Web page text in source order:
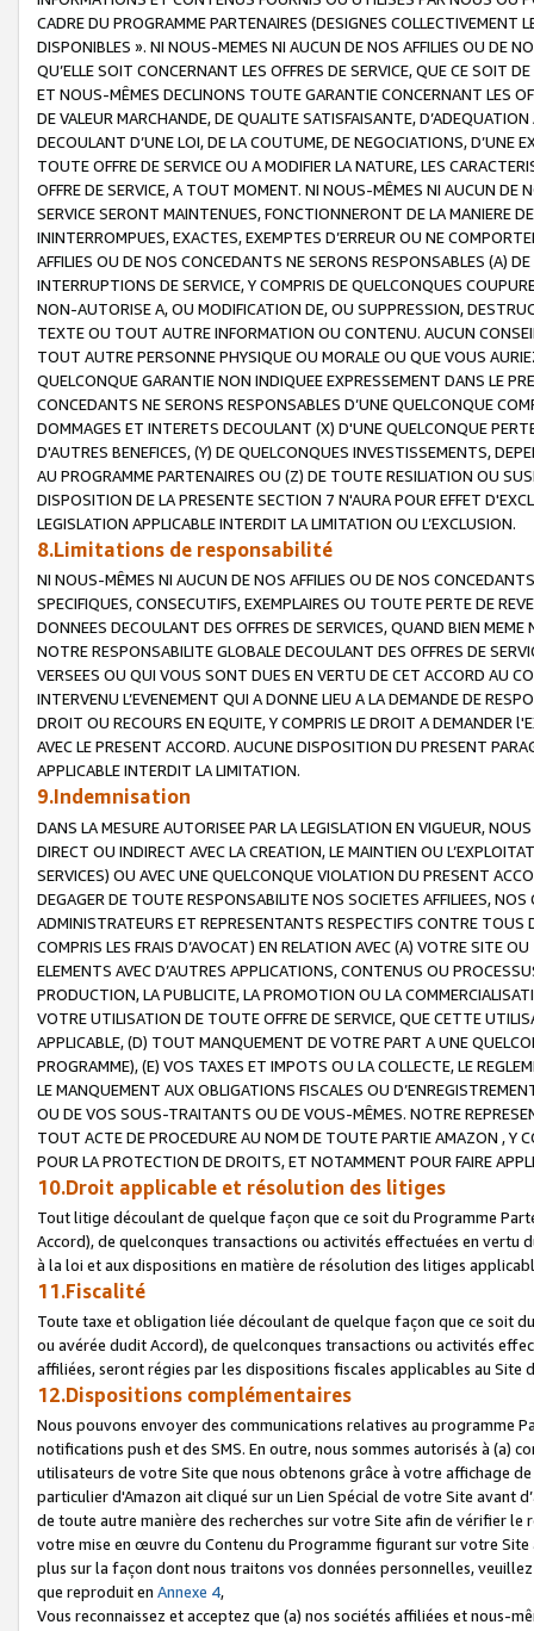
CADRE DU PROGRAMME PARTENAIRES (DESIGNES COLLECTIVEMENT
DISPONIBLES ». NI NOUS-MEMES NI AUCUN DE NOS AFFILIES OU DE
QU’ELLE SOIT CONCERNANT LES OFFRES DE SERVICE, QUE CE SOIT
ET NOUS-MÊMES DECLINONS TOUTE GARANTIE CONCERNANT LES
DE VALEUR MARCHANDE, DE QUALITE SATISFAISANTE,
DECOULANT D’UNE LOI, DE LA COUTUME, DE NEGOCIATIONS, D’UNE
TOUTE OFFRE DE SERVICE OU A MODIFIER LA NATURE, LES
OFFRE DE SERVICE, A TOUT MOMENT. NI NOUS-MÊMES NI AUCUN DE
SERVICE SERONT MAINTENUES, FONCTIONNERONT DE LA MANIERE
ININTERROMPUES, EXACTES, EXEMPTES D’ERREUR OU NE
AFFILIES OU DE NOS CONCEDANTS NE SERONS RESPONSABLES (A)
INTERRUPTIONS DE SERVICE, Y COMPRIS DE QUELCONQUES
NON-AUTORISE A, OU MODIFICATION DE, OU SUPPRESSION,
TEXTE OU TOUT AUTRE INFORMATION OU CONTENU. AUCUN
TOUT AUTRE PERSONNE PHYSIQUE OU MORALE OU QUE VOUS
QUELCONQUE GARANTIE NON INDIQUEE EXPRESSEMENT DANS LE
CONCEDANTS NE SERONS RESPONSABLES D’UNE QUELCONQUE
DOMMAGES ET INTERETS DECOULANT (X) D'UNE QUELCONQUE
D'AUTRES BENEFICES, (Y) DE QUELCONQUES INVESTISSEMENTS,
AU PROGRAMME PARTENAIRES OU (Z) DE TOUTE RESILIATION OU
DISPOSITION DE LA PRESENTE SECTION 7 N'AURA POUR EFFET
LEGISLATION APPLICABLE INTERDIT LA LIMITATION OU L’EXCLUSION.
8.Limitations de responsabilité
NI NOUS-MÊMES NI AUCUN DE NOS AFFILIES OU DE NOS
SPECIFIQUES, CONSECUTIFS, EXEMPLAIRES OU TOUTE PERTE DE
DONNEES DECOULANT DES OFFRES DE SERVICES, QUAND BIEN
NOTRE RESPONSABILITE GLOBALE DECOULANT DES OFFRES DE
VERSEES OU QUI VOUS SONT DUES EN VERTU DE CET ACCORD AU
INTERVENU L’EVENEMENT QUI A DONNE LIEU A LA DEMANDE DE
DROIT OU RECOURS EN EQUITE, Y COMPRIS LE DROIT A DEMANDER
AVEC LE PRESENT ACCORD. AUCUNE DISPOSITION DU PRESENT
APPLICABLE INTERDIT LA LIMITATION.
9.Indemnisation
DANS LA MESURE AUTORISEE PAR LA LEGISLATION EN VIGUEUR,
DIRECT OU INDIRECT AVEC LA CREATION, LE MAINTIEN OU
SERVICES) OU AVEC UNE QUELCONQUE VIOLATION DU PRESENT
DEGAGER DE TOUTE RESPONSABILITE NOS SOCIETES AFFILIEES,
ADMINISTRATEURS ET REPRESENTANTS RESPECTIFS CONTRE
COMPRIS LES FRAIS D’AVOCAT) EN RELATION AVEC (A) VOTRE SITE
ELEMENTS AVEC D’AUTRES APPLICATIONS, CONTENUS OU
PRODUCTION, LA PUBLICITE, LA PROMOTION OU LA
VOTRE UTILISATION DE TOUTE OFFRE DE SERVICE, QUE CETTE
APPLICABLE, (D) TOUT MANQUEMENT DE VOTRE PART A UNE
PROGRAMME), (E) VOS TAXES ET IMPOTS OU LA COLLECTE, LE
LE MANQUEMENT AUX OBLIGATIONS FISCALES OU
OU DE VOS SOUS-TRAITANTS OU DE VOUS-MÊMES. NOTRE
TOUT ACTE DE PROCEDURE AU NOM DE TOUTE PARTIE AMAZON , Y
POUR LA PROTECTION DE DROITS, ET NOTAMMENT POUR FAIRE
10.Droit applicable et résolution des litiges
Tout litige découlant de quelque façon que ce soit du Programme
Accord), de quelconques transactions ou activités effectuées en vertu
à la loi et aux dispositions en matière de résolution des litiges
11.Fiscalité
Toute taxe et obligation liée découlant de quelque façon que ce soit
ou avérée dudit Accord), de quelconques transactions ou activités
affiliées, seront régies par les dispositions fiscales applicables au Site
12.Dispositions complémentaires
Nous pouvons envoyer des communications relatives au programme
notifications push et des SMS. En outre, nous sommes autorisés à
utilisateurs de votre Site que nous obtenons grâce à votre affichage
particulier d'Amazon ait cliqué sur un Lien Spécial de votre Site avant
de toute autre manière des recherches sur votre Site afin de vérifier
votre mise en œuvre du Contenu du Programme figurant sur votre
plus sur la façon dont nous traitons vos données personnelles,
que reproduit en Annexe 4,
Vous reconnaissez et acceptez que (a) nos sociétés affiliées et nous-